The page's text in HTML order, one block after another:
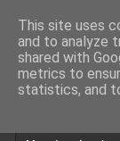
This site uses
and to analyze
shared with
metrics to
statistics, and